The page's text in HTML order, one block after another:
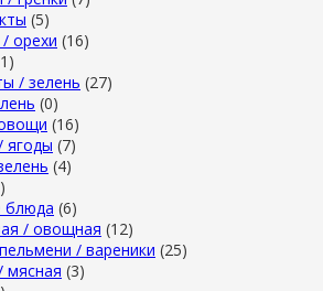
(5)
орехи (16)
/ зелень (27)
(0)
(16)
ягоды (7)
(4)
блюда (6)
/ овощная (12)
/ вареники (25)
мясная (3)